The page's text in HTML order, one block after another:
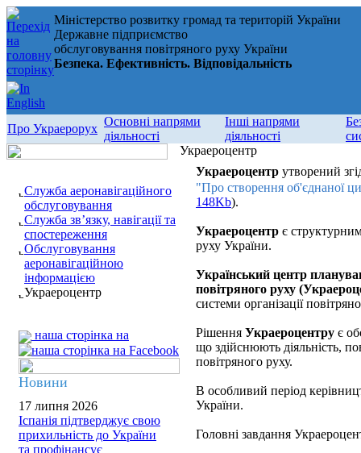
Міністерство розвитку громад та територій України
Державне підприємство
обслуговування повітряного руху України
Безпека. Ефективність. Відповідальність
Про Украерорух
Основні напрями
діяльності
Інші напрями
діяльності
Служба аеронавігаційного
обслуговування
Служба зв’язку, навігації та
спостереження
Обслуговування
аеронавігаційною
інформацією
Украероцентр
наша сторінка на
Новини
17 липня 2026
Іспанія підтверджує свою
прихильність до України
та профінансує
Украероцентр
Украероцентр утворений
"Про створення об'єднаної
148Kb).
Украероцентр є
руху України.
Український центр
повітряного руху
системи організації
Рішення Украероцентру є
що здійснюють діяльність,
повітряного руху.
В особливий період
України.
Головні завдання